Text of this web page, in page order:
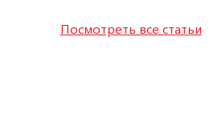
Посмотреть все статьи